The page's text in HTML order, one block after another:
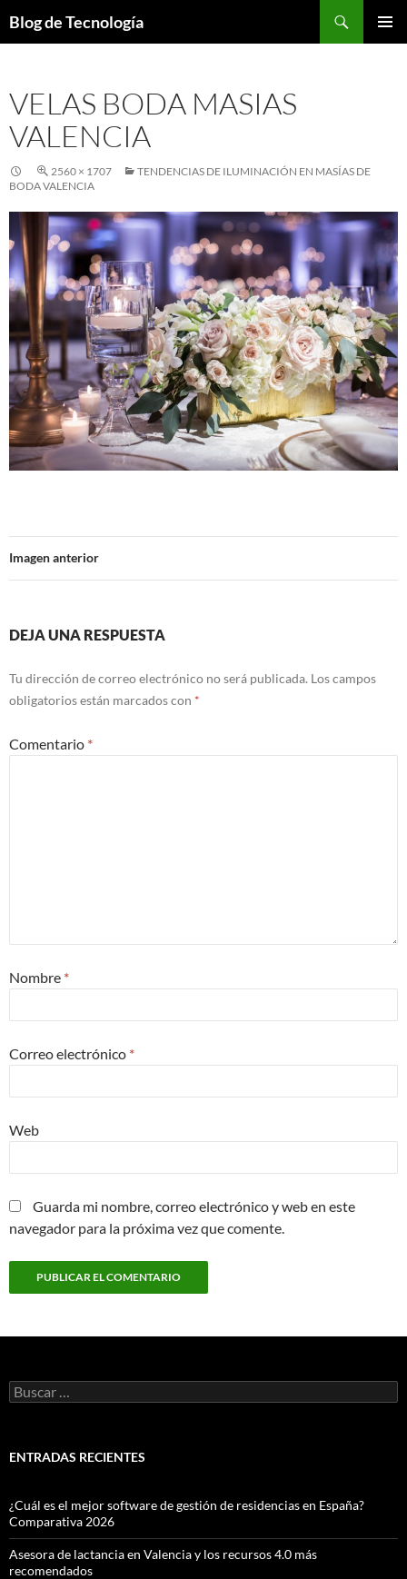
Blog de Tecnología
VELAS BODA MASIAS
VALENCIA
2560 × 1707
TENDENCIAS DE ILUMINACIÓN EN MASÍAS DE
BODA VALENCIA
Imagen anterior
DEJA UNA RESPUESTA
Tu dirección de correo electrónico no será publicada. Los campos
obligatorios están marcados con *
Comentario *
Nombre *
Correo electrónico *
Web
Guarda mi nombre, correo electrónico y web en este
navegador para la próxima vez que comente.
Buscar:
ENTRADAS RECIENTES
¿Cuál es el mejor software de gestión de residencias en España?
Comparativa 2026
Asesora de lactancia en Valencia y los recursos 4.0 más
recomendados